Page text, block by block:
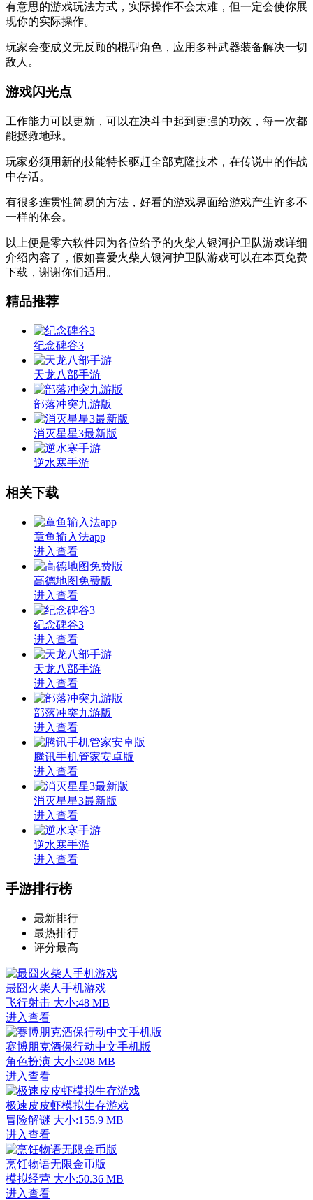
有意思的游戏玩法方式，实际操作不会太难，但一定会使你展
现你的实际操作。
玩家会变成义无反顾的棍型角色，应用多种武器装备解决一切
敌人。
游戏闪光点
工作能力可以更新，可以在决斗中起到更强的功效，每一次都
能拯救地球。
玩家必须用新的技能特长驱赶全部克隆技术，在传说中的作战
中存活。
有很多连贯性简易的方法，好看的游戏界面给游戏产生许多不
一样的体会。
以上便是零六软件园为各位给予的火柴人银河护卫队游戏详细
介绍內容了，假如喜爱火柴人银河护卫队游戏可以在本页免费
下载，谢谢你们适用。
精品推荐
纪念碑谷3
天龙八部手游
部落冲突九游版
消灭星星3最新版
逆水寒手游
相关下载
章鱼输入法app
进入查看
高德地图免费版
进入查看
纪念碑谷3
进入查看
天龙八部手游
进入查看
部落冲突九游版
进入查看
腾讯手机管家安卓版
进入查看
消灭星星3最新版
进入查看
逆水寒手游
进入查看
手游排行榜
最新排行
最热排行
评分最高
最囧火柴人手机游戏
飞行射击 大小:48 MB
进入查看
赛博朋克酒保行动中文手机版
角色扮演 大小:208 MB
进入查看
极速皮皮虾模拟生存游戏
冒险解谜 大小:155.9 MB
进入查看
烹饪物语无限金币版
模拟经营 大小:50.36 MB
进入查看